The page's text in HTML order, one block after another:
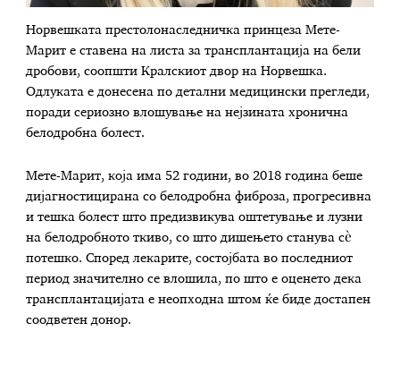
Норвешката престолонаследничка принцеза Мете-
Марит е ставена на листа за трансплантација на бели
дробови, соопшти Кралскиот двор на Норвешка.
Одлуката е донесена по детални медицински прегледи,
поради сериозно влошување на нејзината хронична
белодробна болест.
Мете-Марит, која има 52 години, во 2018 година беше
дијагностицирана со белодробна фиброза, прогресивна
и тешка болест што предизвикува оштетување и лузни
на белодробното ткиво, со што дишењето станува сè
потешко. Според лекарите, состојбата во последниот
период значително се влошила, по што е оценето дека
трансплантацијата е неопходна штом ќе биде достапен
соодветен донор.